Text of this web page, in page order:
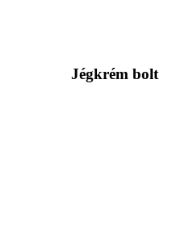
Jégkrém bolt